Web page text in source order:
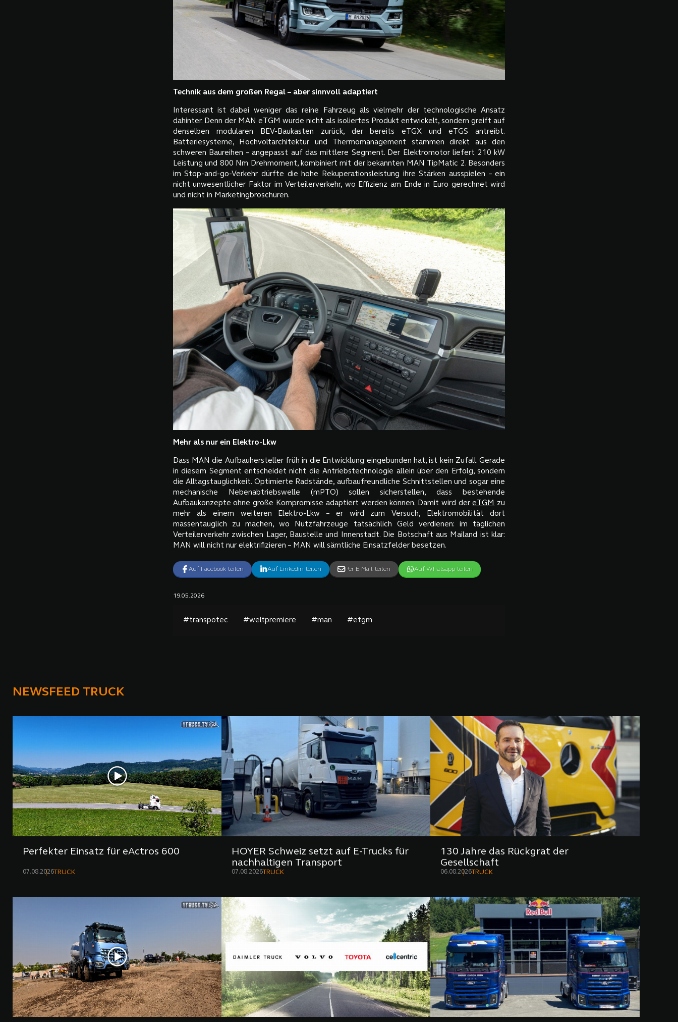
Technik aus dem großen Regal – aber sinnvoll adaptiert
Interessant ist dabei weniger das reine Fahrzeug als vielmehr der technologische Ansatz
dahinter. Denn der MAN eTGM wurde nicht als isoliertes Produkt entwickelt, sondern greift auf
denselben modularen BEV-Baukasten zurück, der bereits eTGX und eTGS antreibt.
Batteriesysteme, Hochvoltarchitektur und Thermomanagement stammen direkt aus den
schweren Baureihen – angepasst auf das mittlere Segment. Der Elektromotor liefert 210 kW
Leistung und 800 Nm Drehmoment, kombiniert mit der bekannten MAN TipMatic 2. Besonders
im Stop-and-go-Verkehr dürfte die hohe Rekuperationsleistung ihre Stärken ausspielen – ein
nicht unwesentlicher Faktor im Verteilerverkehr, wo Effizienz am Ende in Euro gerechnet wird
und nicht in Marketingbroschüren.
Mehr als nur ein Elektro-Lkw
Dass MAN die Aufbauhersteller früh in die Entwicklung eingebunden hat, ist kein Zufall. Gerade
in diesem Segment entscheidet nicht die Antriebstechnologie allein über den Erfolg, sondern
die Alltagstauglichkeit. Optimierte Radstände, aufbaufreundliche Schnittstellen und sogar eine
mechanische Nebenabtriebswelle (mPTO) sollen sicherstellen, dass bestehende
Aufbaukonzepte ohne große Kompromisse adaptiert werden können. Damit wird dereTGM zu
mehr als einem weiteren Elektro-Lkw – er wird zum Versuch, Elektromobilität dort
massentauglich zu machen, wo Nutzfahrzeuge tatsächlich Geld verdienen: im täglichen
Verteilerverkehr zwischen Lager, Baustelle und Innenstadt. Die Botschaft aus Mailand ist klar:
MAN will nicht nur elektrifizieren – MAN will sämtliche Einsatzfelder besetzen.
Auf Facebook teilen Auf Linkedin teilen Per E-Mail teilen Auf Whatsapp teilen
19.05.2026
#transpotec #weltpremiere #man #etgm
NEWSFEED TRUCK
Perfekter Einsatz für eActros 600
07.08.2026 TRUCK
HOYER Schweiz setzt auf E-Trucks für
nachhaltigen Transport
07.08.2026 TRUCK
130 Jahre das Rückgrat der
Gesellschaft
06.08.2026 TRUCK